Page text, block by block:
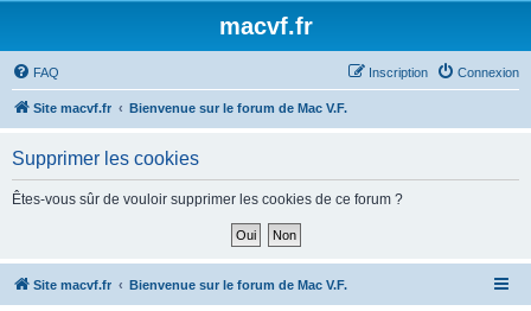
macvf.fr
FAQ Connexion
Inscription
Site macvf.fr Bienvenue sur le forum de Mac V.F.
Supprimer les cookies
Êtes-vous sûr de vouloir supprimer les cookies de ce forum ?
Site macvf.fr Bienvenue sur le forum de Mac V.F.